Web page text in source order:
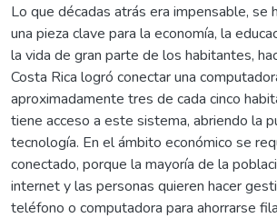
Lo que décadas atrás era impensable, se
una pieza clave para la economía, la
la vida de gran parte de los habitantes,
Costa Rica logró conectar una
aproximadamente tres de cada cinco
tiene acceso a este sistema, abriendo la
tecnología. En el ámbito económico se
conectado, porque la mayoría de la
internet y las personas quieren hacer
teléfono o computadora para ahorrarse